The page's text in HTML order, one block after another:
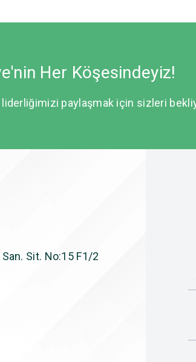
Her Köşesindeyiz!
liderliğimizi paylaşmak için sizleri
Sit. No:15 F1/2